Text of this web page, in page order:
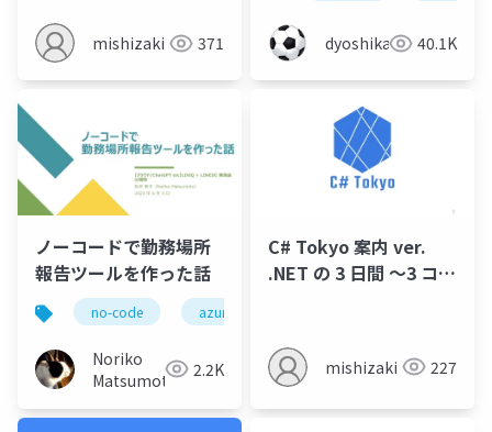
mishizaki 371 dyoshikawa 40.1K
ノーコードで勤務場所
報告ツールを作った話
no-code azure
Noriko
Matsumoto
2.2K
C# Tokyo 案内 ver.
.NET の 3 日間 ～3 コミ
mishizaki 227